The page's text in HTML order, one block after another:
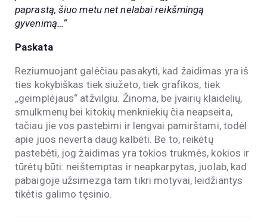
paprastą, šiuo metu net nelabai reikšmingą
gyvenimą…“
Paskata
Reziumuojant galėčiau pasakyti, kad žaidimas yra iš
ties kokybiškas tiek siužeto, tiek grafikos, tiek
„geimplėjaus“ atžvilgiu. Žinoma, be įvairių klaidelių,
smulkmenų bei kitokių menkniekių čia neapseita,
tačiau jie vos pastebimi ir lengvai pamirštami, todėl
apie juos neverta daug kalbėti. Be to, reikėtų
pastebėti, jog žaidimas yra tokios trukmės, kokios ir
tūrėtų būti: neištemptas ir neapkarpytas, juolab, kad
pabaigoje užsimezga tam tikri motyvai, leidžiantys
tikėtis galimo tęsinio.